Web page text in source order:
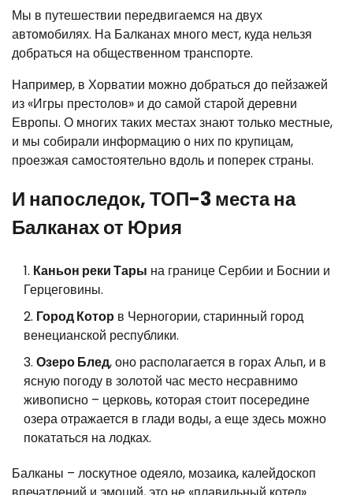
Мы в путешествии передвигаемся на двух
автомобилях. На Балканах много мест, куда нельзя
добраться на общественном транспорте.
Например, в Хорватии можно добраться до пейзажей
из «Игры престолов» и до самой старой деревни
Европы. О многих таких местах знают только местные,
и мы собирали информацию о них по крупицам,
проезжая самостоятельно вдоль и поперек страны.
И напоследок, ТОП-3 места на
Балканах от Юрия
Каньон реки Тары на границе Сербии и Боснии и
Герцеговины.
Город Котор в Черногории, старинный город
венецианской республики.
Озеро Блед, оно располагается в горах Альп, и в
ясную погоду в золотой час место несравнимо
живописно – церковь, которая стоит посередине
озера отражается в глади воды, а еще здесь можно
покататься на лодках.
Балканы – лоскутное одеяло, мозаика, калейдоскоп